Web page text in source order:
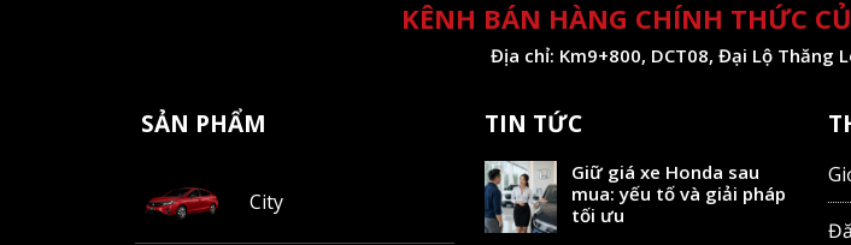
KÊNH BÁN HÀNG CHÍNH THỨC
Địa chỉ: Km9+800, DCT08, Đại Lộ Thăng
SẢN PHẨM
City
TIN TỨC
Giữ giá xe Honda sau
mua: yếu tố và giải pháp
tối ưu